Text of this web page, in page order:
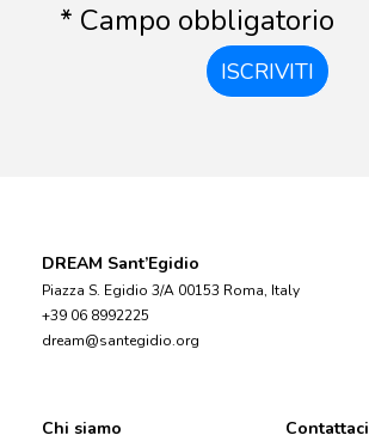
* Campo obbligatorio
ISCRIVITI
DREAM Sant’Egidio
Piazza S. Egidio 3/A 00153 Roma, Italy
+39 06 8992225
dream@santegidio.org
Chi siamo Contattaci